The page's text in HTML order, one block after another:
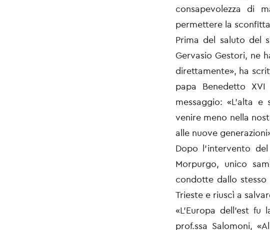
consapevolezza di
permettere la
Prima del saluto del
Gervasio Gestori, ne
direttamente», ha
papa Benedetto
messaggio: «L’alta
venire meno nella
alle nuove
Dopo l’intervento
Morpurgo, unico
condotte dallo
Trieste e riuscì a
«L’Europa dell’est
prof.ssa Salomoni,